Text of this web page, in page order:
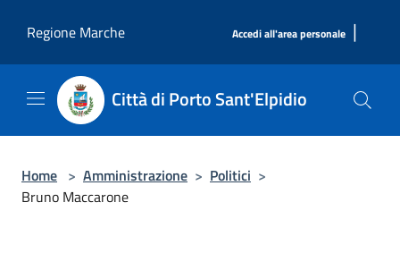
Regione Marche
Accedi all'area personale |
Città di Porto Sant'Elpidio
Home > Amministrazione > Politici >
Bruno Maccarone